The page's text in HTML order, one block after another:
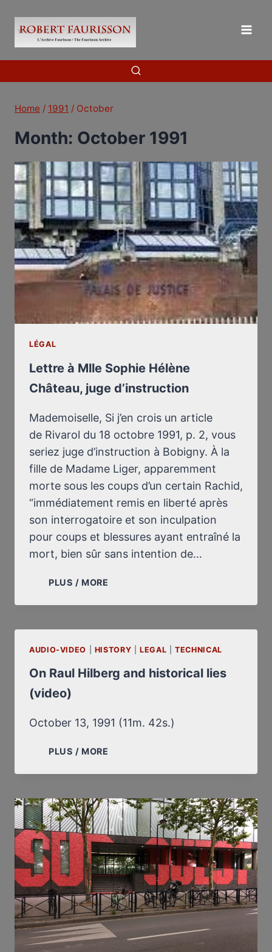
content
Home / 1991 / October
Month: October 1991
LÉGAL
Lettre à Mlle Sophie Hélène
Château, juge d’instruction
Mademoiselle, Si j’en crois un article
de Rivarol du 18 octobre 1991, p. 2, vous
seriez juge d’instruction à Bobigny. À la
fille de Madame Liger, apparemment
morte sous les coups d’un certain Rachid,
“immédiatement remis en liberté après
son interrogatoire et son inculpation
pour coups et blessures ayant entraîné la
mort, bien sûr sans intention de…
PLUS / MORE
MLLE
CHÂTEAU,
D’INSTRUCTION
AUDIO-VIDEO HISTORY |LEGAL |TECHNICAL
On Raul Hilberg and historical lies
(video)
October 13, 1991 (11m. 42s.)
PLUS / MORE
HILBERG
HISTORICAL
LIES
(VIDEO)